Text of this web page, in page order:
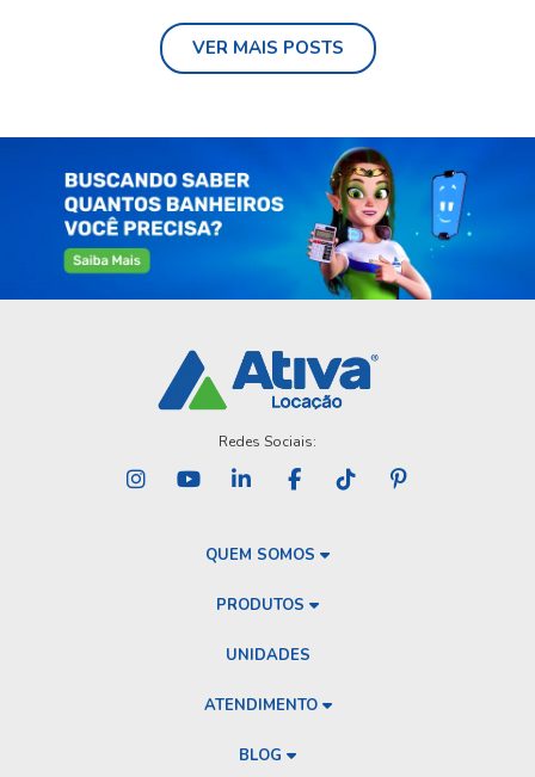
VER MAIS POSTS
Redes Sociais:
QUEM SOMOS
PRODUTOS
UNIDADES
ATENDIMENTO
BLOG